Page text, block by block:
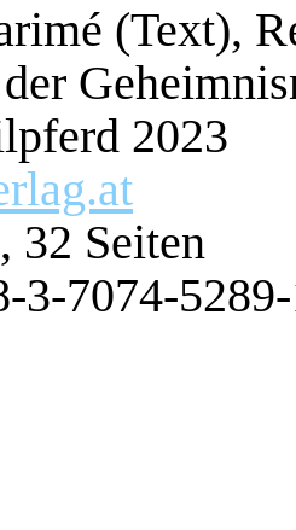
(Text),
2023
32 Seiten
3-7074-